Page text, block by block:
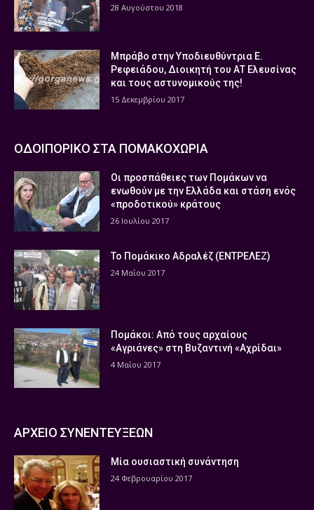
28 Αυγούστου 2018
Μπράβο στην Υποδιευθύντρια Ε.
Ρεφειάδου, Διοικητή του ΑΤ Ελευσίνας
και τους αστυνομικούς της!
15 Δεκεμβρίου 2017
ΟΔΟΙΠΟΡΙΚΟ ΣΤΑ ΠΟΜΑΚΟΧΩΡΙΑ
Οι προσπάθειες των Πομάκων να
ενωθούν με την Ελλάδα και στάση ενός
«προδοτικού» κράτους
26 Ιουλίου 2017
Το Πομάκικο Αδραλέζ (ΕΝΤΡΕΛΕΖ)
24 Μαΐου 2017
Πομάκοι: Από τους αρχαίους
«Αγριάνες» στη Βυζαντινή «Αχρίδαι»
4 Μαΐου 2017
ΑΡΧΕΙΟ ΣΥΝΕΝΤΕΥΞΕΩΝ
Μία ουσιαστική συνάντηση
24 Φεβρουαρίου 2017